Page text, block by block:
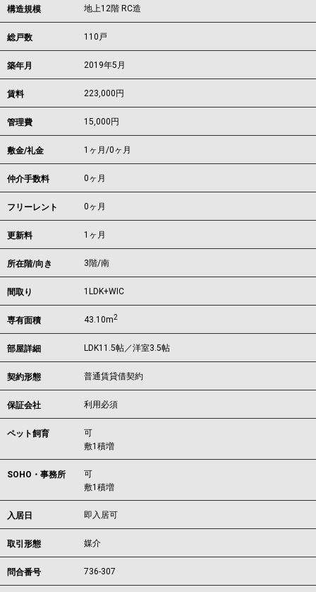
構造規模 地上12階 RC造
総戸数 110戸
築年月 2019年5月
賃料 223,000 円
管理費 15,000円
敷金/礼金 1ヶ月/0ヶ月
仲介手数料 0ヶ月
フリーレント 0ヶ月
更新料 1ヶ月
所在階/向き 3階/南
間取り 1LDK+WIC
専有面積 43.10m2
部屋詳細 LDK11.5帖／洋室3.5帖
契約形態 普通賃貸借契約
保証会社 利用必須
ペット飼育
可
敷1積増
SOHO・事務所
可
敷1積増
入居日 即入居可
取引形態 媒介
問合番号 736-307